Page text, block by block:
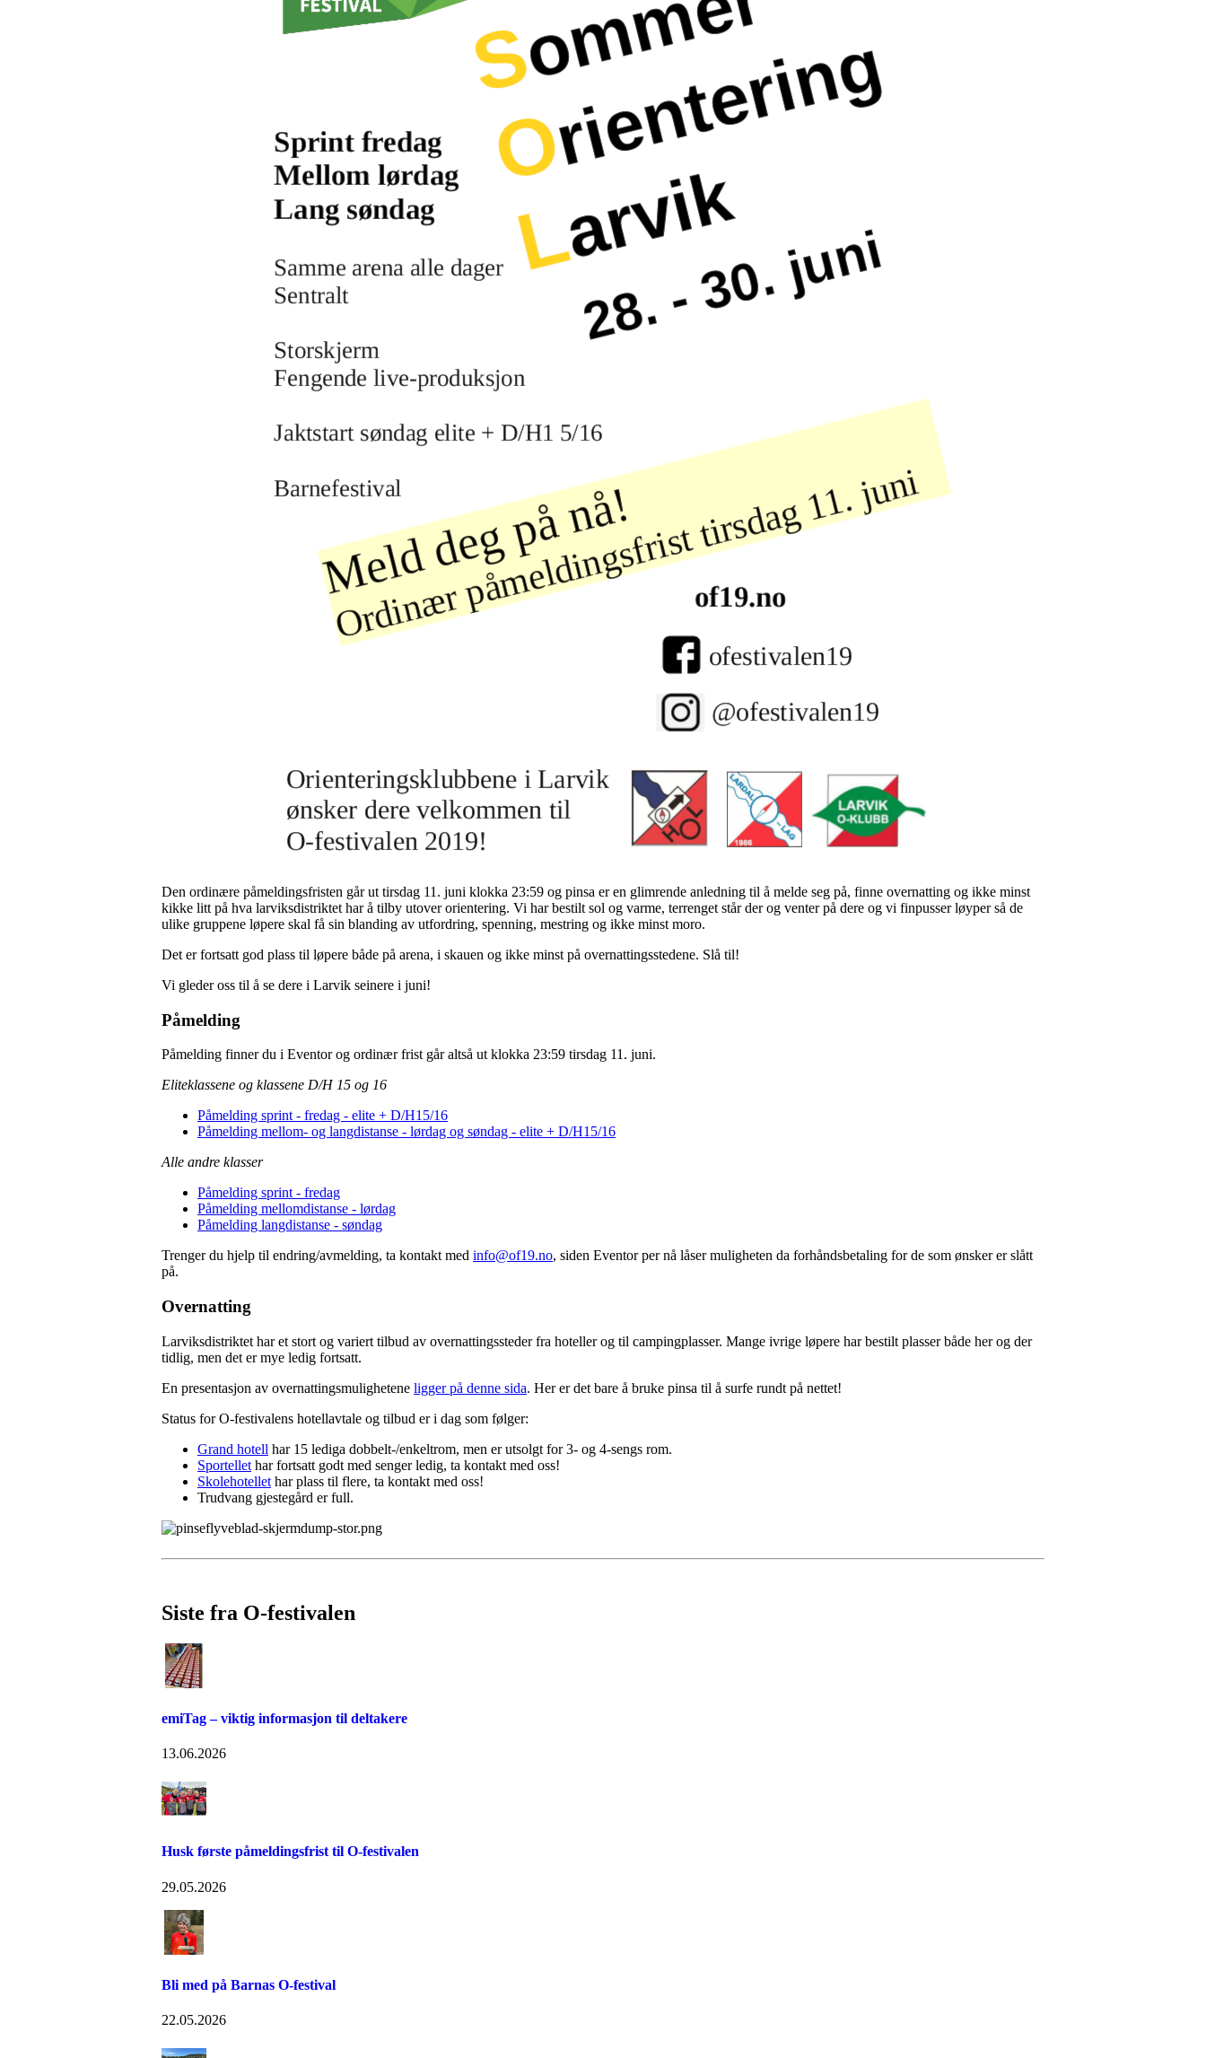
Den ordinære påmeldingsfristen går ut tirsdag 11. juni klokka 23:59 og pinsa er en glimrende anledning til å melde seg på, finne overnatting og ikke minst
kikke litt på hva larviksdistriktet har å tilby utover orientering. Vi har bestilt sol og varme, terrenget står der og venter på dere og vi finpusser løyper så de
ulike gruppene løpere skal få sin blanding av utfordring, spenning, mestring og ikke minst moro.
Det er fortsatt god plass til løpere både på arena, i skauen og ikke minst på overnattingsstedene. Slå til!
Vi gleder oss til å se dere i Larvik seinere i juni!
Påmelding
Påmelding finner du i Eventor og ordinær frist går altså ut klokka 23:59 tirsdag 11. juni.
Eliteklassene og klassene D/H 15 og 16
Påmelding sprint - fredag - elite + D/H15/16
Påmelding mellom- og langdistanse - lørdag og søndag - elite + D/H15/16
Alle andre klasser
Påmelding sprint - fredag
Påmelding mellomdistanse - lørdag
Påmelding langdistanse - søndag
Trenger du hjelp til endring/avmelding, ta kontakt med info@of19.no, siden Eventor per nå låser muligheten da forhåndsbetaling for de som ønsker er slått
på.
Overnatting
Larviksdistriktet har et stort og variert tilbud av overnattingssteder fra hoteller og til campingplasser. Mange ivrige løpere har bestilt plasser både her og der
tidlig, men det er mye ledig fortsatt.
En presentasjon av overnattingsmulighetene ligger på denne sida. Her er det bare å bruke pinsa til å surfe rundt på nettet!
Status for O-festivalens hotellavtale og tilbud er i dag som følger:
Grand hotell har 15 lediga dobbelt-/enkeltrom, men er utsolgt for 3- og 4-sengs rom.
Sportellet har fortsatt godt med senger ledig, ta kontakt med oss!
Skolehotellet har plass til flere, ta kontakt med oss!
Trudvang gjestegård er full.
Siste fra O-festivalen
emiTag – viktig informasjon til deltakere
13.06.2026
Husk første påmeldingsfrist til O-festivalen
29.05.2026
Bli med på Barnas O-festival
22.05.2026